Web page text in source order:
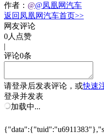
作者： @@凤凰网汽车
返回凤凰网汽车首页>>
网友评论
0人点赞
|
评论0条
请登录后发表评论，或快速
登录并发表
加载中...